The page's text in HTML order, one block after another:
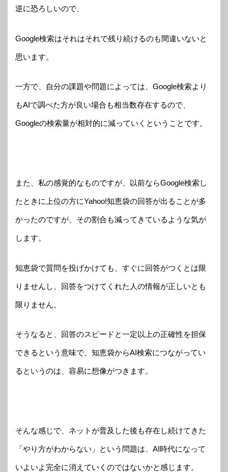
逆に恐ろしいので、
Google検索はそれはそれで残り続けるのも間違いないと
思います。
一方で、自分の課題や問題によっては、Google検索より
もAIで調べた方が良い場合も相当数存在するので、
Googleの検索量が相対的に減っていくということです。
また、私の感覚的なものですが、以前ならGoogle検索し
たときに上位の方にYahoo!知恵袋の回答が出ることが多
かったのですが、その割合も減ってきているような気が
します。
知恵袋で質問を投げかけても、すぐに回答がつくとは限
りませんし、回答をつけてくれた人の情報が正しいとも
限りません。
そうなると、回答のスピードと一定以上の正確性を担保
できるという意味で、知恵袋からAI検索につながってい
るというのは、容易に想像がつきます。
そんな感じで、ネットが普及した後も存在し続けてきた
「やり方がわからない」という問題は、AI時代になって
いよいよ完全に消えていくのではないかと感じます。